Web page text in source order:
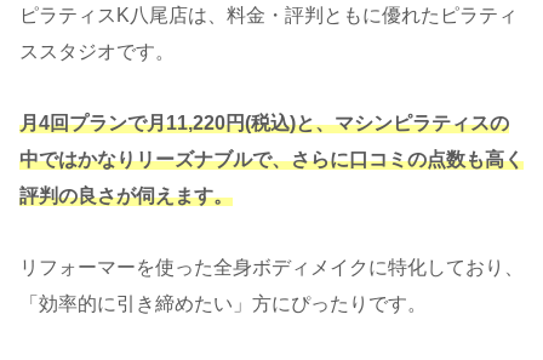
ピラティスK八尾店は、料金・評判ともに優れたピラティ
ススタジオです。
月4回プランで月11,220円(税込)と、マシンピラティスの
中ではかなりリーズナブルで、さらに口コミの点数も高く
評判の良さが伺えます。
リフォーマーを使った全身ボディメイクに特化しており、
「効率的に引き締めたい」方にぴったりです。